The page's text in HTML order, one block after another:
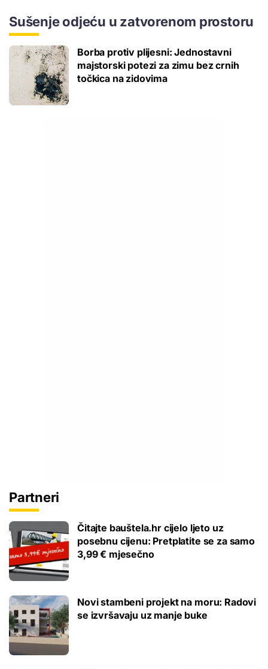
Sušenje odjeću u zatvorenom prostoru
Borba protiv plijesni: Jednostavni
majstorski potezi za zimu bez crnih
točkica na zidovima
Partneri
Čitajte bauštela.hr cijelo ljeto uz
posebnu cijenu: Pretplatite se za samo
3,99 € mjesečno
Novi stambeni projekt na moru: Radovi
se izvršavaju uz manje buke